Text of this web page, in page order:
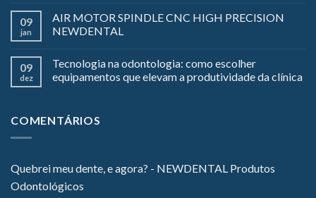
09
jan
AIR MOTOR SPINDLE CNC HIGH PRECISION
NEWDENTAL
09
dez
Tecnologia na odontologia: como escolher
equipamentos que elevam a produtividade da clínica
COMENTÁRIOS
Quebrei meu dente, e agora? - NEWDENTAL Produtos
Odontológicos